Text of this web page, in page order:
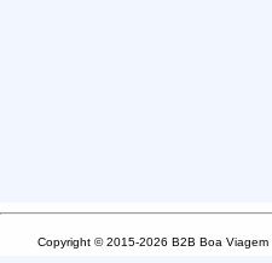
Copyright © 2015-2026 B2B Boa Viagem